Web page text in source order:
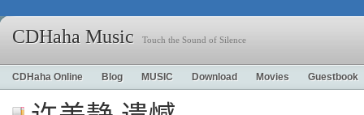
CDHaha Music Touch the Sound of Silence
CDHaha Online Blog MUSIC Download Movies Guestbook